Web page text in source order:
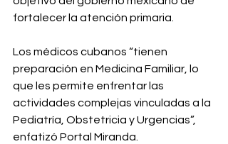
fortalecer la atención primaria.⁣
Los médicos cubanos “tienen
preparación en Medicina Familiar, lo
que les permite enfrentar las
actividades complejas vinculadas a la
Pediatría, Obstetricia y Urgencias”,
enfatizó Portal Miranda.⁣